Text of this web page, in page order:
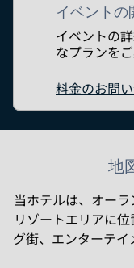
イベントの
イベントの
なプランを
料金のお問
地
当ホテルは、オーラ
リゾートエリアに
グ街、エンターテ